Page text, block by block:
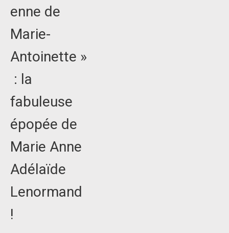
enne de
Marie-
Antoinette »
: la
fabuleuse
épopée de
Marie Anne
Adélaïde
Lenormand
!